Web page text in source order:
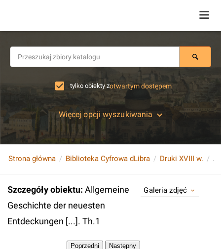
tylko obiekty zotwartym dostępem
Więcej opcji wyszukiwania
Strona główna Biblioteka Cyfrowa dLibra Druki XVIII w.
Szczegóły obiektu: Allgemeine
Geschichte der neuesten
Entdeckungen [...]. Th.1
Galeria zdjęć